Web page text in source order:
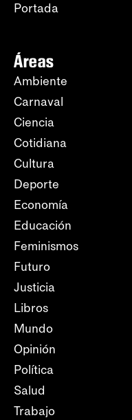
Portada
Áreas
Ambiente
Carnaval
Ciencia
Cotidiana
Cultura
Deporte
Economía
Educación
Feminismos
Futuro
Justicia
Libros
Mundo
Opinión
Política
Salud
Trabajo